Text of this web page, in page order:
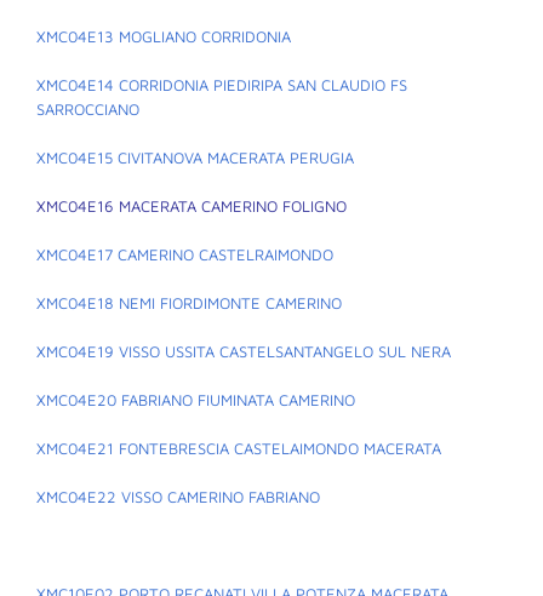
XMC04E13 MOGLIANO CORRIDONIA
XMC04E14 CORRIDONIA PIEDIRIPA SAN CLAUDIO FS
SARROCCIANO
XMC04E15 CIVITANOVA MACERATA PERUGIA
XMC04E16 MACERATA CAMERINO FOLIGNO
XMC04E17 CAMERINO CASTELRAIMONDO
XMC04E18 NEMI FIORDIMONTE CAMERINO
XMC04E19 VISSO USSITA CASTELSANTANGELO SUL NERA
XMC04E20 FABRIANO FIUMINATA CAMERINO
XMC04E21 FONTEBRESCIA CASTELAIMONDO MACERATA
XMC04E22 VISSO CAMERINO FABRIANO